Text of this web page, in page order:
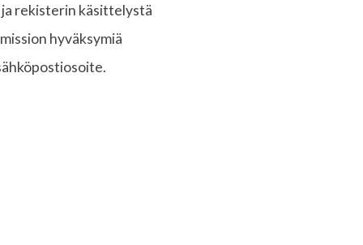
rekisterin käsittelystä
hyväksymiä